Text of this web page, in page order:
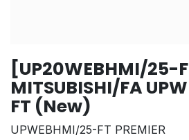
[UP20WEBHMI/25-
MITSUBISHI/FA
FT (New)
UPWEBHMI/25-FT PREMIER